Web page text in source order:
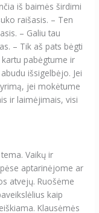
iš baimės širdimi
raišasis. – Ten
– Galiu tau
– Tik aš pats bėgti
pabėgtume ir
išsigelbėjo. Jei
jei mokėtume
ir laimėjimais, visi
Vaikų ir
aptarinėjome ar
atvejų. Ruošėme
kaip
Klausėmės